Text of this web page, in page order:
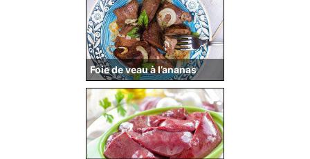
Foie de veau à l’ananas